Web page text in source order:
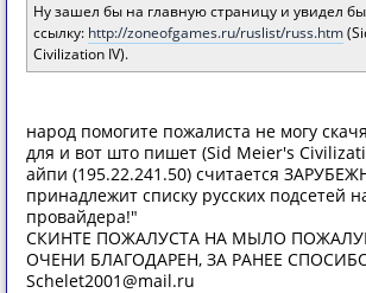
Ну зашел бы на главную страницу и увидел
ссылку: http://zoneofgames.ru/ruslist/russ.htm
Civilization IV).
народ помогите пожалиста не могу
для и вот што пишет (Sid Meier's
айпи (195.22.241.50) считается
принадлежит списку русских подсетей
провайдера!"
СКИНТЕ ПОЖАЛУСТА НА МЫЛО
ОЧЕНИ БЛАГОДАРЕН, ЗА РАНЕЕ
Schelet2001@mail.ru